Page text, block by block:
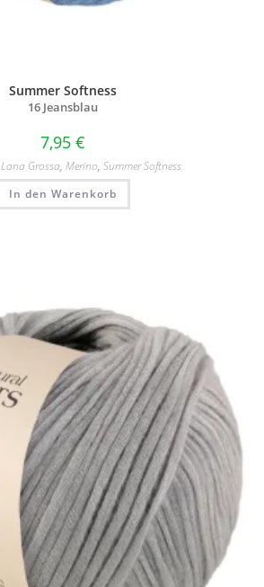
Summer Softness
16 Jeansblau
7,95 €
Lana Grossa, Merino, Summer Softness
In den Warenkorb